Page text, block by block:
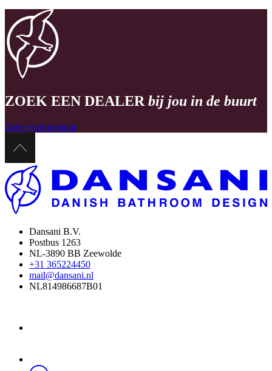
ZOEK EEN DEALER bij jou in de buurt
Zoek verkooppunt
Dansani B.V.
Postbus 1263
NL-3890 BB Zeewolde
+31 365224450
mail@dansani.nl
NL814986687B01